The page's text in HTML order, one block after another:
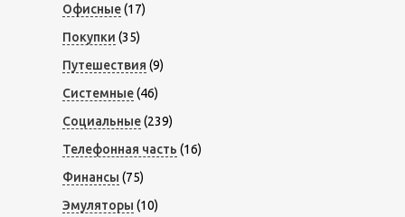
Офисные(17)
Покупки (35)
Путешествия (9)
Системные(46)
Социальные(239)
Телефонная часть (16)
Финансы (75)
Эмуляторы (10)